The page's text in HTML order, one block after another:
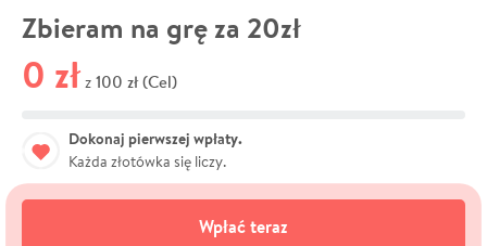
Zbieram na grę za 20zł
0 zł z 100 zł (Cel)
Dokonaj pierwszej wpłaty.
Każda złotówka się liczy.
Wpłać teraz